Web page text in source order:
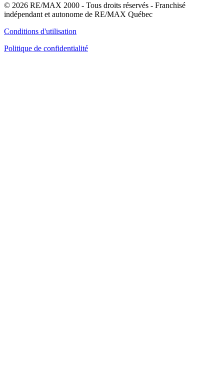
© 2026 RE/MAX 2000 - Tous droits réservés - Franchisé
indépendant et autonome de RE/MAX Québec
Conditions d'utilisation
Politique de confidentialité